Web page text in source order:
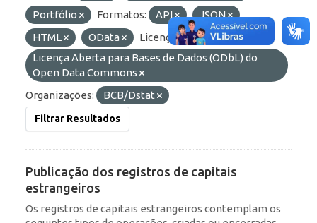
Portfólio
Formatos: API
JSON
HTML
OData
Licenças:
Licença Aberta para Bases de Dados (ODbL) do
Open Data Commons
Organizações:
BCB/Dstat
Filtrar Resultados
Publicação dos registros de capitais
estrangeiros
Os registros de capitais estrangeiros contemplam os